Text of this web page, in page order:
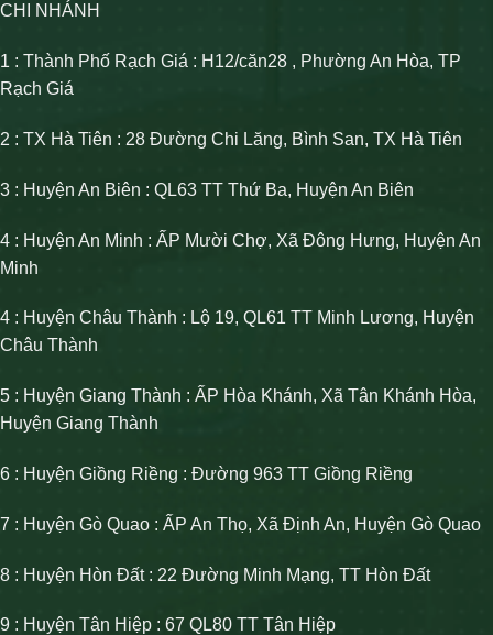
CHI NHÁNH
1 : Thành Phố Rạch Giá : H12/căn28 , Phường An Hòa, TP
Rạch Giá
2 : TX Hà Tiên : 28 Đường Chi Lăng, Bình San, TX Hà Tiên
3 : Huyện An Biên : QL63 TT Thứ Ba, Huyện An Biên
4 : Huyện An Minh : ẤP Mười Chợ, Xã Đông Hưng, Huyện An
Minh
4 : Huyện Châu Thành : Lộ 19, QL61 TT Minh Lương, Huyện
Châu Thành
5 : Huyện Giang Thành : ẤP Hòa Khánh, Xã Tân Khánh Hòa,
Huyện Giang Thành
6 : Huyện Giồng Riềng : Đường 963 TT Giồng Riềng
7 : Huyện Gò Quao : ẤP An Thọ, Xã Định An, Huyện Gò Quao
8 : Huyện Hòn Đất : 22 Đường Minh Mạng, TT Hòn Đất
9 : Huyện Tân Hiệp : 67 QL80 TT Tân Hiệp